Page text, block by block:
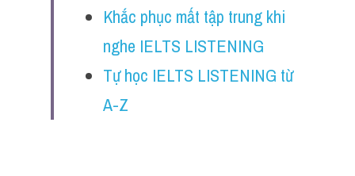
Vocabulary
Education
Khắc phục mất tập trung khi
nghe IELTS LISTENING
Tự học IELTS LISTENING từ
A-Z